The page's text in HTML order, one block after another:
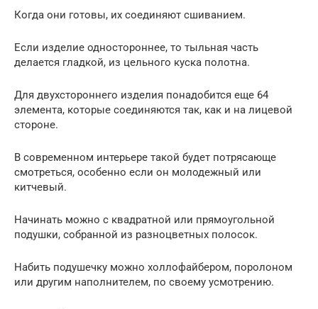
Когда они готовы, их соединяют сшиванием.
Если изделие одностороннее, то тыльная часть
делается гладкой, из цельного куска полотна.
Для двухстороннего изделия понадобится еще 64
элемента, которые соединяются так, как и на лицевой
стороне.
В современном интерьере такой будет потрясающе
смотреться, особенно если он молодежный или
китчевый.
Начинать можно с квадратной или прямоугольной
подушки, собранной из разноцветных полосок.
Набить подушечку можно холлофайбером, поролоном
или другим наполнителем, по своему усмотрению.